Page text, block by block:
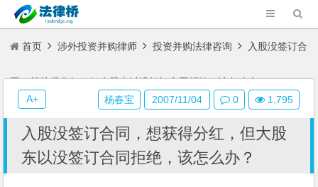
首页 涉外投资并购律师 投资并购法律咨询 入股没签订合
同，想获得分红，但大股东以没签订合同拒绝，该怎么办？
入股没签订合同，想获得分红，但大股
东以没签订合同拒绝，该怎么办？
杨春宝 2007/11/04 0 1,795
A+